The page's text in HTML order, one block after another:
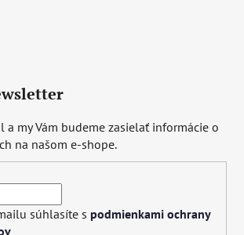
a my Vám budeme zasielať informácie o
na našom e-shope.
súhlasíte s podmienkami ochrany